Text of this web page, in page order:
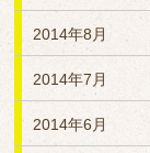
2014年8月
2014年7月
2014年6月